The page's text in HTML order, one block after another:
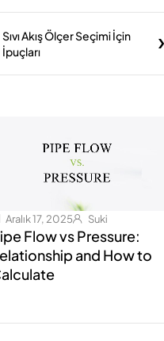
Sıvı Akış Ölçer Seçimi İçin
İpuçları
Aralık 17, 2025 Suki
Flow vs Pressure:
and How to